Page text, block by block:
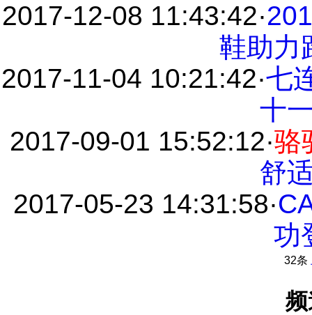
2017-12-08 11:43:42·
鞋助力
2017-11-04 10:21:42·七
十
2017-09-01 15:52:12·骆
舒
2017-05-23 14:31:58·
功
32条